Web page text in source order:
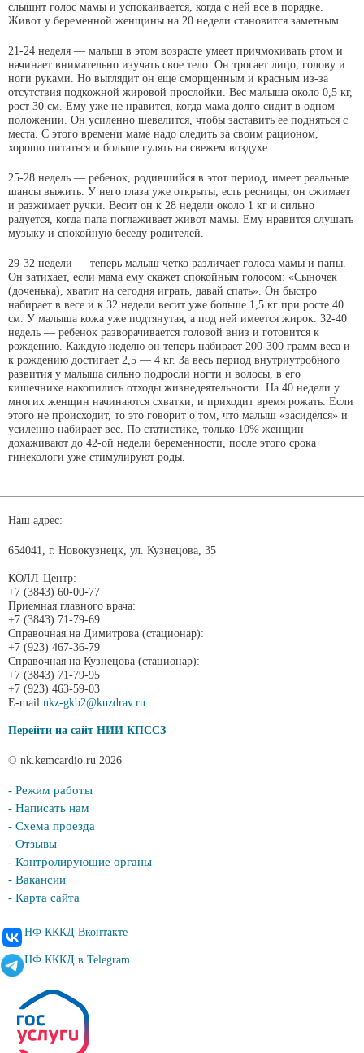
слышит голос мамы и успокаивается, когда с ней все в порядке.
Живот у беременной женщины на 20 недели становится заметным.
21-24 неделя — малыш в этом возрасте умеет причмокивать ртом и
начинает внимательно изучать свое тело. Он трогает лицо, голову и
ноги руками. Но выглядит он еще сморщенным и красным из-за
отсутствия подкожной жировой прослойки. Вес малыша около 0,5 кг,
рост 30 см. Ему уже не нравится, когда мама долго сидит в одном
положении. Он усиленно шевелится, чтобы заставить ее подняться с
места. С этого времени маме надо следить за своим рационом,
хорошо питаться и больше гулять на свежем воздухе.
25-28 недель — ребенок, родившийся в этот период, имеет реальные
шансы выжить. У него глаза уже открыты, есть ресницы, он сжимает
и разжимает ручки. Весит он к 28 недели около 1 кг и сильно
радуется, когда папа поглаживает живот мамы. Ему нравится слушать
музыку и спокойную беседу родителей.
29-32 недели — теперь малыш четко различает голоса мамы и папы.
Он затихает, если мама ему скажет спокойным голосом: «Сыночек
(доченька), хватит на сегодня играть, давай спать». Он быстро
набирает в весе и к 32 недели весит уже больше 1,5 кг при росте 40
см. У малыша кожа уже подтянутая, а под ней имеется жирок. 32-40
недель — ребенок разворачивается головой вниз и готовится к
рождению. Каждую неделю он теперь набирает 200-300 грамм веса и
к рождению достигает 2,5 — 4 кг. За весь период внутриутробного
развития у малыша сильно подросли ногти и волосы, в его
кишечнике накопились отходы жизнедеятельности. На 40 недели у
многих женщин начинаются схватки, и приходит время рожать. Если
этого не происходит, то это говорит о том, что малыш «засиделся» и
усиленно набирает вес. По статистике, только 10% женщин
дохаживают до 42-ой недели беременности, после этого срока
гинекологи уже стимулируют роды.
Наш адрес:
654041, г. Новокузнецк, ул. Кузнецова, 35
КОЛЛ-Центр:
+7 (3843) 60-00-77
Приемная главного врача:
+7 (3843) 71-79-69
Справочная на Димитрова (стационар):
+7 (923) 467-36-79
Справочная на Кузнецова (стационар):
+7 (3843) 71-79-95
+7 (923) 463-59-03
E-mail:nkz-gkb2@kuzdrav.ru
Перейти на сайт НИИ КПССЗ
© nk.kemcardio.ru 2026
- Режим работы
- Написать нам
- Схема проезда
- Отзывы
- Контролирующие органы
- Вакансии
- Карта сайта
НФ КККД Вконтакте
НФ КККД в Telegram